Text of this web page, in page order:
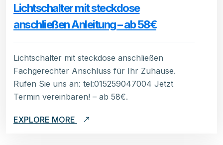
Lichtschalter mit steckdose
anschließen Anleitung – ab 58€
Lichtschalter mit steckdose anschließen
Fachgerechter Anschluss für Ihr Zuhause.
Rufen Sie uns an: tel:015259047004 Jetzt
Termin vereinbaren! – ab 58€.
EXPLORE MORE